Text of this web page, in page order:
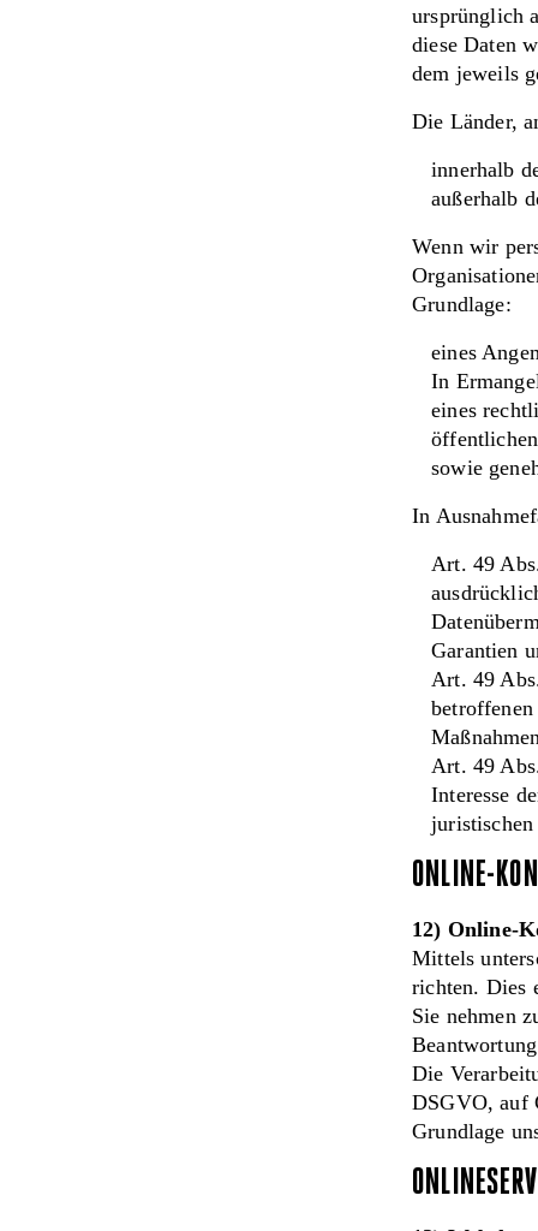
ursprünglich
diese Daten
dem jeweils
Die Länder,
innerhalb
außerhalb
Wenn wir
Grundlage:
eines
In
eines
sowie
In
Art. 49
Garantien
Art. 49
Art. 49
Interesse
juristischen
ONLINE-
12) Online-
Mittels
richten. Dies
Sie nehmen
Die
DSGVO, auf
Grundlage